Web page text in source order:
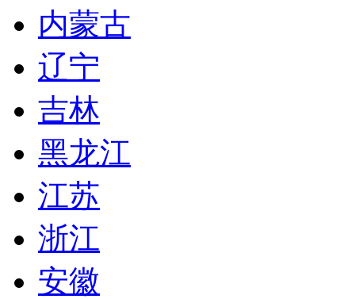
内蒙古
辽宁
吉林
黑龙江
江苏
浙江
安徽